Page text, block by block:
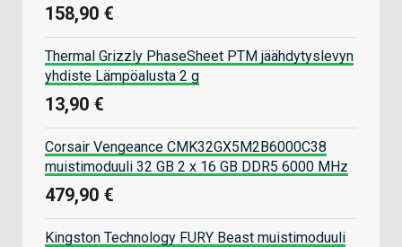
158,90 €
Thermal Grizzly PhaseSheet PTM jäähdytyslevyn
yhdiste Lämpöalusta 2 g
13,90 €
Corsair Vengeance CMK32GX5M2B6000C38
muistimoduuli 32 GB 2 x 16 GB DDR5 6000 MHz
479,90 €
Kingston Technology FURY Beast muistimoduuli